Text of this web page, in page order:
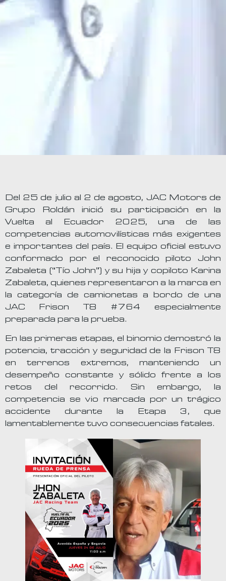
Del 25 de julio al 2 de agosto, JAC Motors de
Grupo Roldán inició su participación en la
Vuelta al Ecuador 2025, una de las
competencias automovilísticas más exigentes
e importantes del país. El equipo oficial estuvo
conformado por el reconocido piloto John
Zabaleta (“Tío John”) y su hija y copiloto Karina
Zabaleta, quienes representaron a la marca en
la categoría de camionetas a bordo de una
JAC Frison T8 #764 especialmente
preparada para la prueba.
En las primeras etapas, el binomio demostró la
potencia, tracción y seguridad de la Frison T8
en terrenos extremos, manteniendo un
desempeño constante y sólido frente a los
retos del recorrido. Sin embargo, la
competencia se vio marcada por un trágico
accidente durante la Etapa 3, que
lamentablemente tuvo consecuencias fatales.